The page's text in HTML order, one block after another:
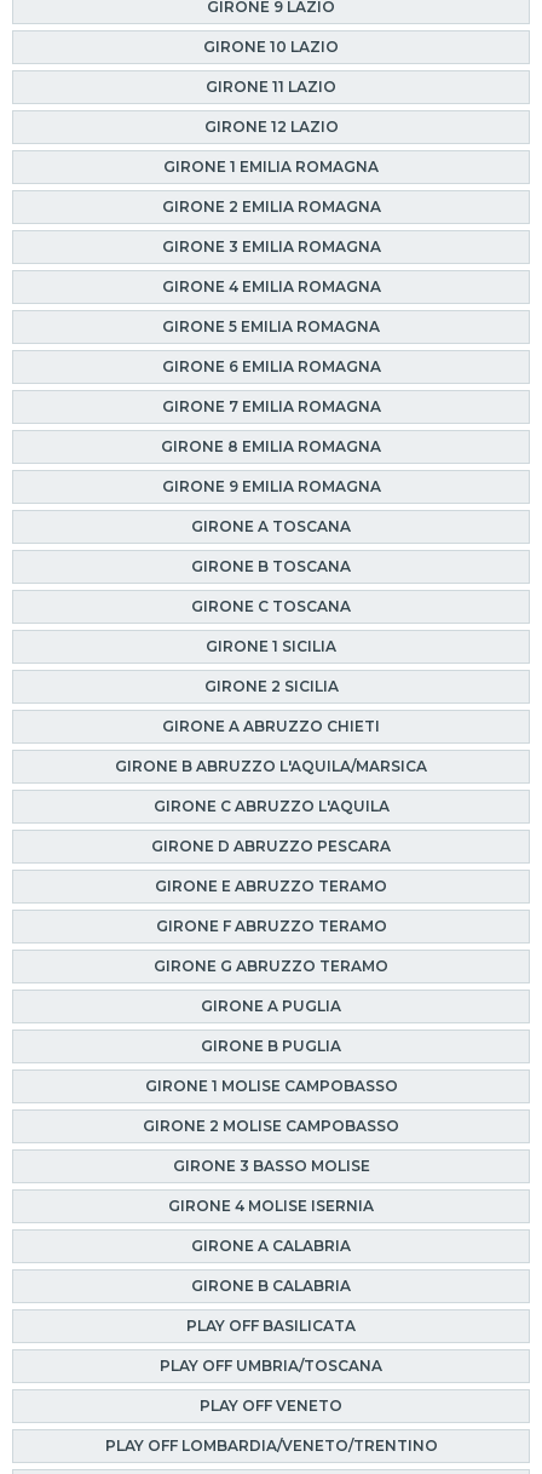
GIRONE 9 LAZIO
GIRONE 10 LAZIO
GIRONE 11 LAZIO
GIRONE 12 LAZIO
GIRONE 1 EMILIA ROMAGNA
GIRONE 2 EMILIA ROMAGNA
GIRONE 3 EMILIA ROMAGNA
GIRONE 4 EMILIA ROMAGNA
GIRONE 5 EMILIA ROMAGNA
GIRONE 6 EMILIA ROMAGNA
GIRONE 7 EMILIA ROMAGNA
GIRONE 8 EMILIA ROMAGNA
GIRONE 9 EMILIA ROMAGNA
GIRONE A TOSCANA
GIRONE B TOSCANA
GIRONE C TOSCANA
GIRONE 1 SICILIA
GIRONE 2 SICILIA
GIRONE A ABRUZZO CHIETI
GIRONE B ABRUZZO L'AQUILA/MARSICA
GIRONE C ABRUZZO L'AQUILA
GIRONE D ABRUZZO PESCARA
GIRONE E ABRUZZO TERAMO
GIRONE F ABRUZZO TERAMO
GIRONE G ABRUZZO TERAMO
GIRONE A PUGLIA
GIRONE B PUGLIA
GIRONE 1 MOLISE CAMPOBASSO
GIRONE 2 MOLISE CAMPOBASSO
GIRONE 3 BASSO MOLISE
GIRONE 4 MOLISE ISERNIA
GIRONE A CALABRIA
GIRONE B CALABRIA
PLAY OFF BASILICATA
PLAY OFF UMBRIA/TOSCANA
PLAY OFF VENETO
PLAY OFF LOMBARDIA/VENETO/TRENTINO